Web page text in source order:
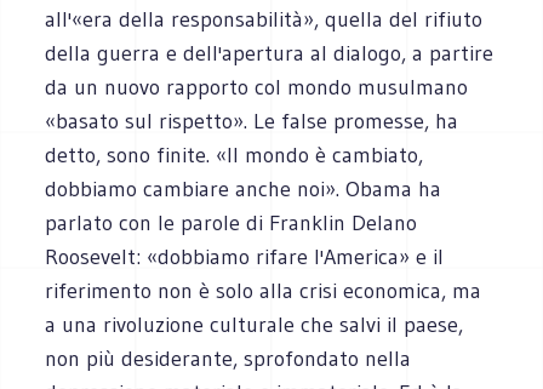
all'«era della responsabilità», quella del rifiuto
della guerra e dell'apertura al dialogo, a partire
da un nuovo rapporto col mondo musulmano
«basato sul rispetto». Le false promesse, ha
detto, sono finite. «Il mondo è cambiato,
dobbiamo cambiare anche noi». Obama ha
parlato con le parole di Franklin Delano
Roosevelt: «dobbiamo rifare l'America» e il
riferimento non è solo alla crisi economica, ma
a una rivoluzione culturale che salvi il paese,
non più desiderante, sprofondato nella